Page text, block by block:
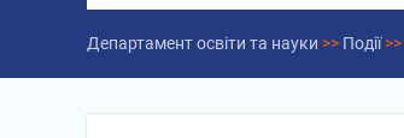
Департамент освіти та науки >> Події>>